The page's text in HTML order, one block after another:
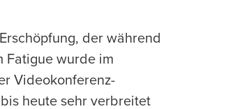
der während
Fatigue wurde im
Videokonferenz-
heute sehr verbreitet